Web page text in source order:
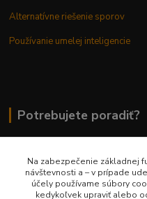
Alternatívne riešenie sporov
Používanie umelej inteligencie
Potrebujete poradiť?
0948 236 042
Na zabezpečenie základnej
návštevnosti a – v prípade
účely používame súbory
kedykoľvek upraviť alebo